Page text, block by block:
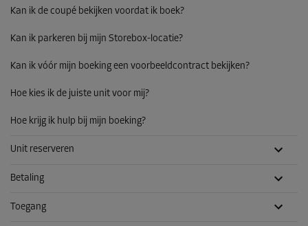
Kan ik de coupé bekijken voordat ik boek?
Kan ik parkeren bij mijn Storebox-locatie?
Kan ik vóór mijn boeking een voorbeeldcontract bekijken?
Hoe kies ik de juiste unit voor mij?
Hoe krijg ik hulp bij mijn boeking?
Unit reserveren
Betaling
Toegang